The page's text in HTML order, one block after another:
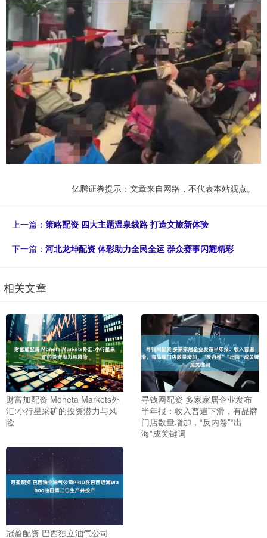
亿腾证券提示：文章来自网络，不代表本站观点。
上一篇： 策略配资 四大主题温泉线路 打造文旅新体验
下一篇： 河北龙坤配资 体彩助力全民全运 群众赛事闪耀精彩
相关文章
财富加配资 Moneta Markets外
汇:小行星采矿的投资潜力与风
险
寻钱网配资 多家家居企业发布
半年报：收入普遍下滑，有品牌
门店数量增加，“反内卷”“出
海”成关键词
冠盈配资 巴西独立油气公司